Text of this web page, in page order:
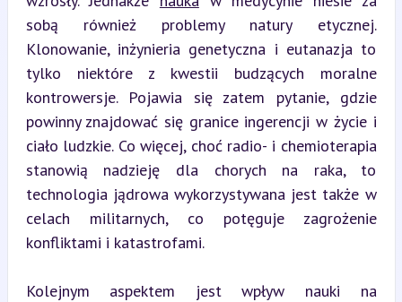
sobą również problemy natury etycznej.
Klonowanie, inżynieria genetyczna i eutanazja to
tylko niektóre z kwestii budzących moralne
kontrowersje. Pojawia się zatem pytanie, gdzie
powinny znajdować się granice ingerencji w życie i
ciało ludzkie. Co więcej, choć radio- i chemioterapia
stanowią nadzieję dla chorych na raka, to
technologia jądrowa wykorzystywana jest także w
celach militarnych, co potęguje zagrożenie
konfliktami i katastrofami.
Kolejnym aspektem jest wpływ nauki na